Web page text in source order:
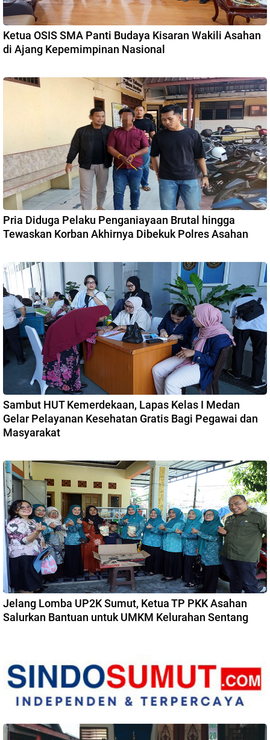
Ketua OSIS SMA Panti Budaya Kisaran Wakili Asahan
di Ajang Kepemimpinan Nasional
Pria Diduga Pelaku Penganiayaan Brutal hingga
Tewaskan Korban Akhirnya Dibekuk Polres Asahan
Sambut HUT Kemerdekaan, Lapas Kelas I Medan
Gelar Pelayanan Kesehatan Gratis Bagi Pegawai dan
Masyarakat
Jelang Lomba UP2K Sumut, Ketua TP PKK Asahan
Salurkan Bantuan untuk UMKM Kelurahan Sentang